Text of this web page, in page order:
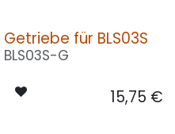
Getriebe für BLS03S
BLS03S-G
15,75 €